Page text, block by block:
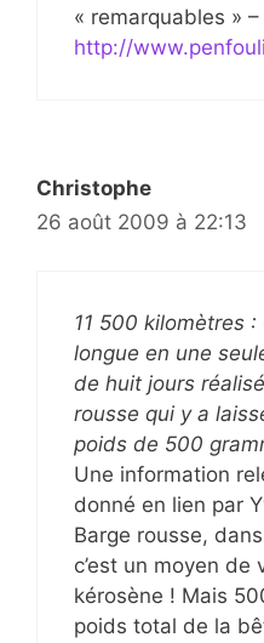
« remarquables »
http://
Christophe
26 août 2009 à 22:13
11 500 kilomètres :
longue en une
de huit jours
rousse qui y a
poids de 500
Une information
donné en lien par
Barge rousse,
c’est un moyen de
kérosène ! Mais
poids total de la